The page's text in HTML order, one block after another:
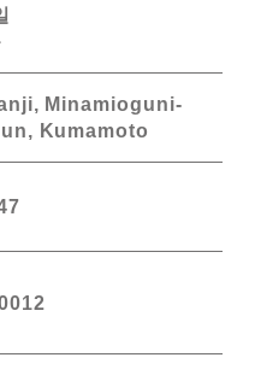
Minamioguni-
Kumamoto